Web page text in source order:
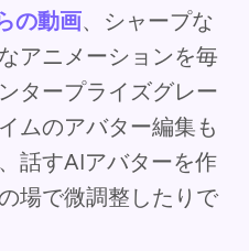
の動画、シャープな
アニメーションを毎
タープライズグレー
ムのアバター編集も
話すAIアバターを作
場で微調整したりで